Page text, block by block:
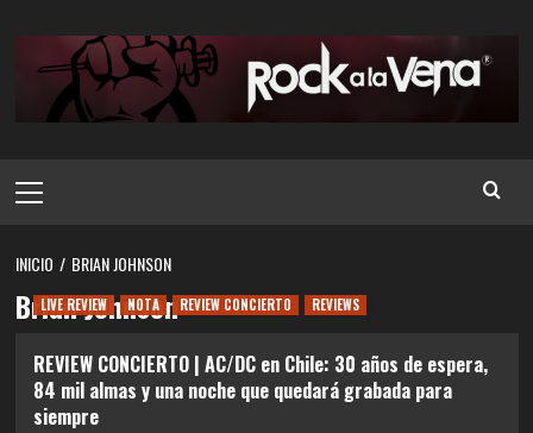
contenido
principal
INICIO BRIAN JOHNSON
Brian Johnson
LIVE REVIEW NOTA REVIEW CONCIERTO REVIEWS
REVIEW CONCIERTO | AC/DC en Chile: 30 años de espera,
84 mil almas y una noche que quedará grabada para
siempre